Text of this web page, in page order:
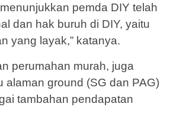
pemda DIY telah
dan hak buruh di DIY, yaitu
yang layak,” katanya.
perumahan murah, juga
ground (SG dan PAG)
tambahan pendapatan